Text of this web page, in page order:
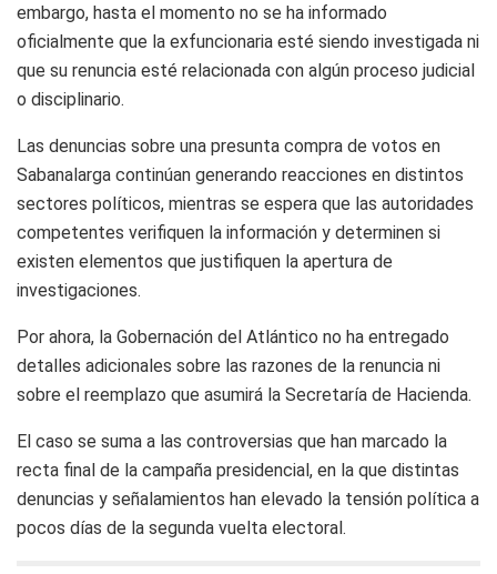
embargo, hasta el momento no se ha informado
oficialmente que la exfuncionaria esté siendo investigada ni
que su renuncia esté relacionada con algún proceso judicial
o disciplinario.
Las denuncias sobre una presunta compra de votos en
Sabanalarga continúan generando reacciones en distintos
sectores políticos, mientras se espera que las autoridades
competentes verifiquen la información y determinen si
existen elementos que justifiquen la apertura de
investigaciones.
Por ahora, la Gobernación del Atlántico no ha entregado
detalles adicionales sobre las razones de la renuncia ni
sobre el reemplazo que asumirá la Secretaría de Hacienda.
El caso se suma a las controversias que han marcado la
recta final de la campaña presidencial, en la que distintas
denuncias y señalamientos han elevado la tensión política a
pocos días de la segunda vuelta electoral.